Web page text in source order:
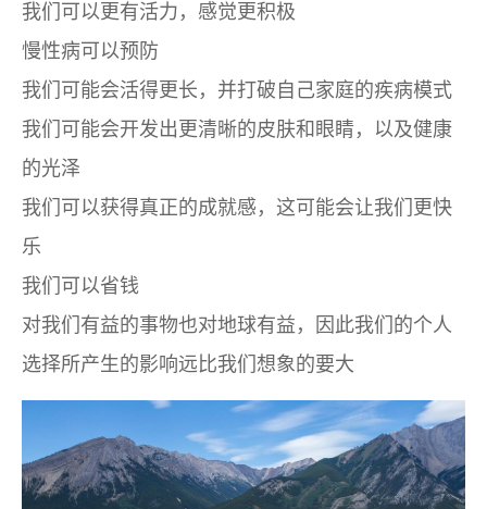
我们可以更有活力，感觉更积极
慢性病可以预防
我们可能会活得更长，并打破自己家庭的疾病模式
我们可能会开发出更清晰的皮肤和眼睛，以及健康
的光泽
我们可以获得真正的成就感，这可能会让我们更快
乐
我们可以省钱
对我们有益的事物也对地球有益，因此我们的个人
选择所产生的影响远比我们想象的要大